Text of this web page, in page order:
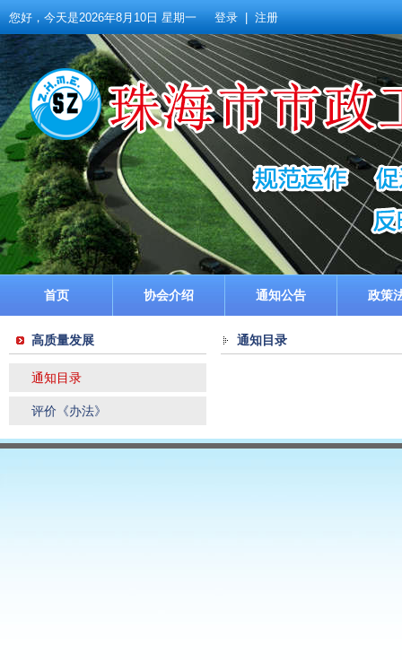
您好，今天是2026年8月10日 星期一 登录 注册
首页 协会介绍 通知公告 政策
高质量发展
通知目录
评价《办法》
通知目录